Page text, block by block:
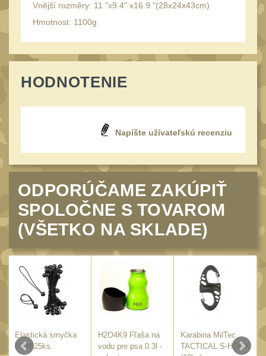
Stehenní pouzdra
Puzdrá na mapy 24
Cestovné púzdra
vycpávky
Karabiny a přezky
Kroužky, šňůrky,
koncovky25
Nášivky 105
Samonavíjecí držáky
Zámky1
Nepromokavý potahy a
vaky
18
Taktická pera
Vnější rozměry: 11 "x9.4" x16.9 "(28x24x43cm)
Hmotnost: 1100g
HODNOTENIE
Napíšte užívateľskú recenziu
ODPORÚČAME ZAKÚPIŤ
SPOLOČNE S TOVAROM
(VŠETKO NA SKLADE)
Elastická smyčka
MFH 25ks.
H2O4K9 Fľaša na
vodu pre psa 0.3l -
Karabina MilTec
TACTICAL S-HOOK